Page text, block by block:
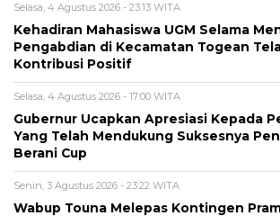
Selasa, 4 Agustus 2026 - 23:13 WITA
Kehadiran Mahasiswa UGM Selama
Pengabdian di Kecamatan Togean
Kontribusi Positif
Selasa, 4 Agustus 2026 - 17:00 WITA
Gubernur Ucapkan Apresiasi Kepada
Yang Telah Mendukung Suksesnya
Berani Cup
Senin, 3 Agustus 2026 - 23:22 WITA
Wabup Touna Melepas Kontingen